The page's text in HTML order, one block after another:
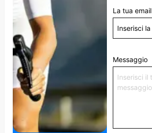
La tua email
Messaggio